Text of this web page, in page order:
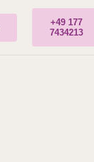
+49 177
7434213